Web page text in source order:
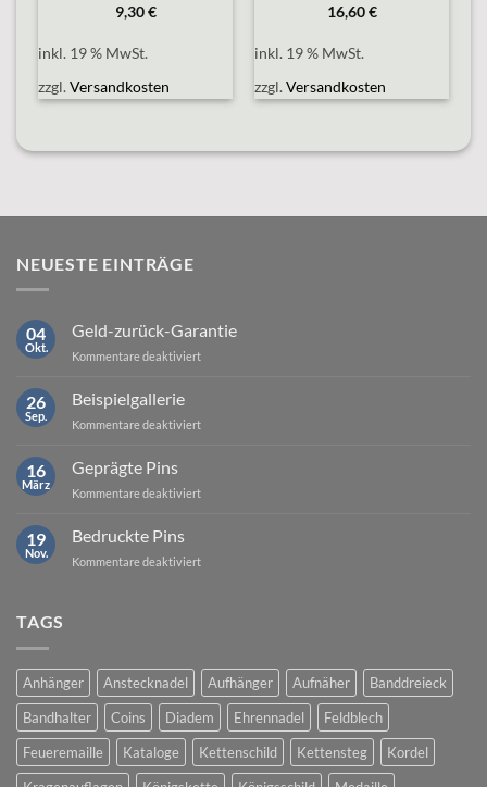
9,30€
inkl. 19 % MwSt.
zzgl.Versandkosten
16,60€
inkl. 19 % MwSt.
zzgl.Versandkosten
NEUESTE EINTRÄGE
04
Okt.
Geld-zurück-Garantie
Kommentare deaktiviertfür
26
Sep.
Beispielgallerie
Kommentare deaktiviertfür
16
März
Geprägte Pins
Kommentare deaktiviertfür
19
Nov.
Bedruckte Pins
Kommentare deaktiviertfür
TAGS
Anhänger Anstecknadel Aufhänger Aufnäher
Banddreieck
Bandhalter
Coins Diadem Ehrennadel
Feldblech
Feueremaille
Kataloge Kettenschild Kettensteg
Kordel